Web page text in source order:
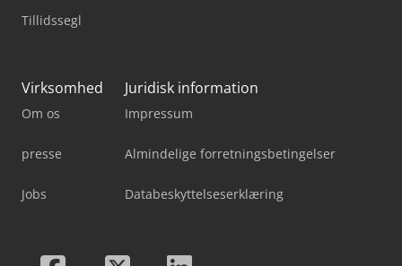
Tillidssegl
Virksomhed
Om os
presse
Jobs
Juridisk information
Impressum
Almindelige forretningsbetingelser
Databeskyttelseserklæring